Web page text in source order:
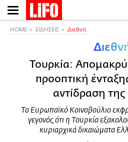
Παράκαμψη
προς
HOME ΕΙΔΗΣΕΙΣ Διεθνή
Τουρκία:
προοπτική
αντίδραση
Το Ευρωπαϊκό Κοινοβούλιο
γεγονός ότι η Τουρκία
κυριαρχικά δικαιώματα